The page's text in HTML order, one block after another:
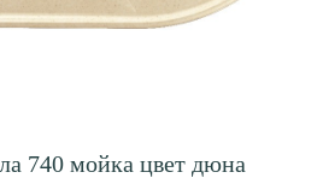
740 мойка цвет дюна